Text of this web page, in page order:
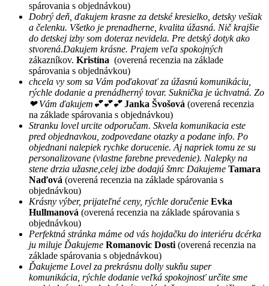
spárovania s objednávkou)
Dobrý deň, ďakujem krasne za detské kresielko, detsky vešiak
a čelenku. Všetko je prenadherne, kvalita úžasná. Nič krajšie
do detskej izby som doteraz nevidela. Pre detský dotyk ako
stvorená.Dakujem krásne. Prajem veľa spokojných
zákazníkov. Kristína (overená recenzia na základe
spárovania s objednávkou)
chcela vy som sa Vám poďakovať za úžasnú komunikáciu,
rýchle dodanie a prenádherný tovar. Suknička je úchvatná. Zo
❤ Vám ďakujem💕💕💕 Janka Švošová (overená recenzia
na základe spárovania s objednávkou)
Stranku lovel urcite odporučam. Skvela komunikacia este
pred objednavkou, zodpovedane otazky a podane info. Po
objednani nalepiek rychke dorucenie. Aj napriek tomu ze su
personalizovane (vlastne farebne prevedenie). Nalepky na
stene drzia užasne,celej izbe dodajú šmrc Dakujeme Tamara
Naďová (overená recenzia na základe spárovania s
objednávkou)
Krásny výber, prijateľné ceny, rýchle doručenie Evka
Hullmanová (overená recenzia na základe spárovania s
objednávkou)
Perfektná stránka máme od vás hojdačku do interiéru dcérka
ju miluje Ďakujeme Romanovic Dosti (overená recenzia na
základe spárovania s objednávkou)
Ďakujeme Lovel za prekrásnu dolly sukňu super
komunikácia, rýchle dodanie veľká spokojnosť určite sme